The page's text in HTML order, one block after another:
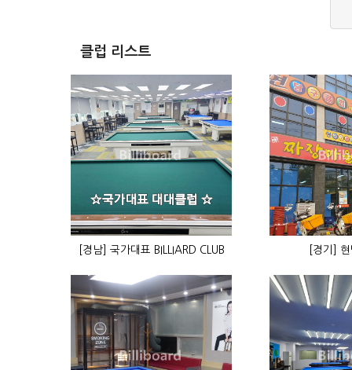
클럽 리스트
[경남] 국가대표 BILLIARD CLUB [경기]